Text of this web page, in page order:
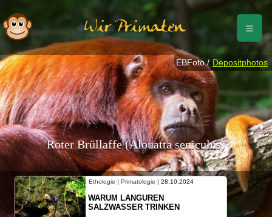
Wir Primaten
Roter Brüllaffe (Alouatta seniculus)
Ethologie | Primatologie | 10.10.2024
NEUES VON WEIBLICHEN
SCHOPFGIBBONS UND IHRER
EBFoto / Depositphotos